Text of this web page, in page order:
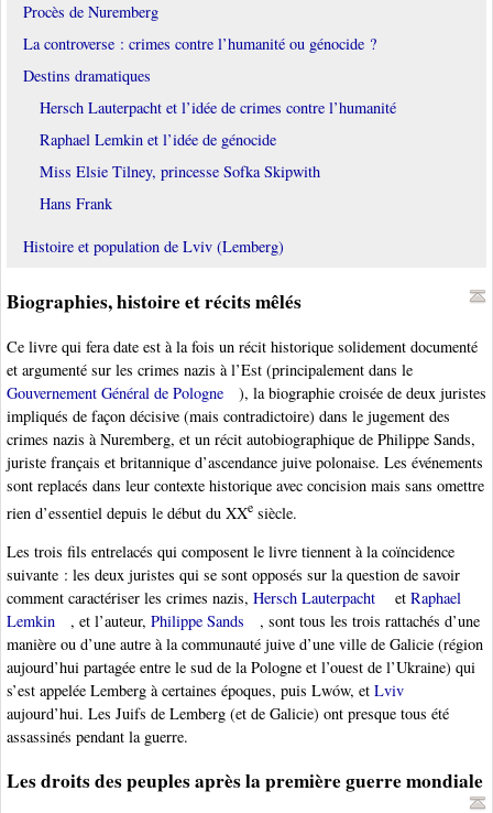
Procès de Nuremberg
La controverse : crimes contre l’humanité ou génocide ?
Destins dramatiques
Hersch Lauterpacht et l’idée de crimes contre l’humanité
Raphael Lemkin et l’idée de génocide
Miss Elsie Tilney, princesse Sofka Skipwith
Hans Frank
Histoire et population de Lviv (Lemberg)
Biographies, histoire et récits mêlés
Ce livre qui fera date est à la fois un récit historique solidement documenté
et argumenté sur les crimes nazis à l’Est (principalement dans le
Gouvernement Général de Pologne
), la biographie croisée de deux juristes
impliqués de façon décisive (mais contradictoire) dans le jugement des
crimes nazis à Nuremberg, et un récit autobiographique de Philippe Sands,
juriste français et britannique d’ascendance juive polonaise. Les événements
sont replacés dans leur contexte historique avec concision mais sans omettre
rien d’essentiel depuis le début du XXe siècle.
Les trois fils entrelacés qui composent le livre tiennent à la coïncidence
suivante : les deux juristes qui se sont opposés sur la question de savoir
comment caractériser les crimes nazis, Hersch Lauterpacht et Raphael
Lemkin
, et l’auteur, Philippe Sands
, sont tous les trois rattachés d’une
manière ou d’une autre à la communauté juive d’une ville de Galicie (région
aujourd’hui partagée entre le sud de la Pologne et l’ouest de l’Ukraine) qui
s’est appelée Lemberg à certaines époques, puis Lwów, et Lviv
aujourd’hui. Les Juifs de Lemberg (et de Galicie) ont presque tous été
assassinés pendant la guerre.
Les droits des peuples après la première guerre mondiale